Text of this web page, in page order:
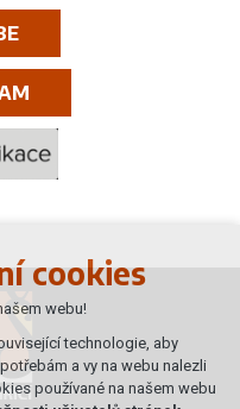
cookies
webu!
technologie, aby
a vy na webu nalezli
používané na našem webu